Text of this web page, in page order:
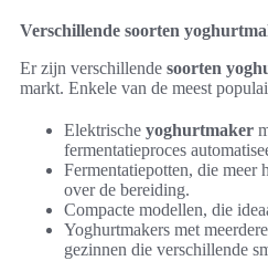
Verschillende soorten
Er zijn verschillende soorten
markt. Enkele van de meest
Elektrische yoghurtmaker
fermentatieproces
Fermentatiepotten, die meer
over de bereiding.
Compacte modellen, die
Yoghurtmakers met
gezinnen die verschillende